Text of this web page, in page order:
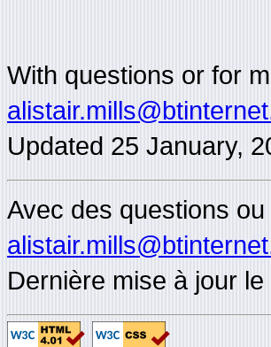
With questions or for
Updated 25 January,
Avec des questions
Dernière mise à jour